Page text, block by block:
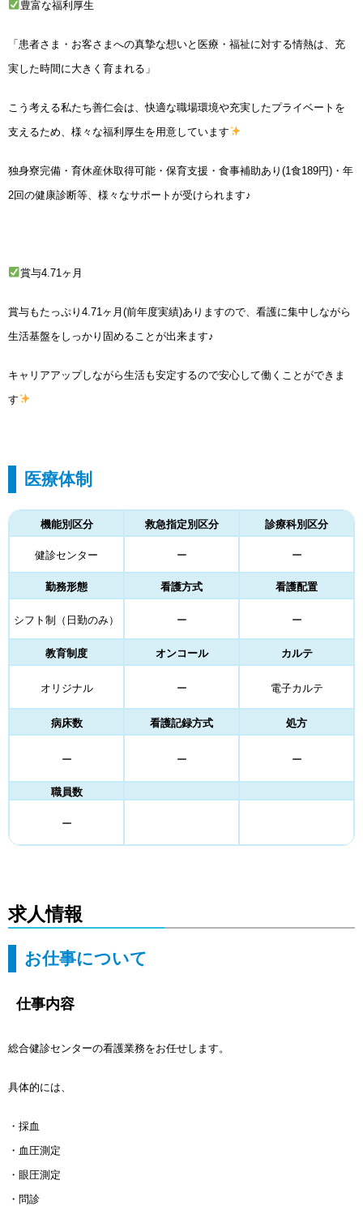
豊富な福利厚生
「患者さま・お客さまへの真摯な想いと医療・福祉に対する情熱は、充
実した時間に大きく育まれる」
こう考える私たち善仁会は、快適な職場環境や充実したプライベートを
支えるため、様々な福利厚生を用意しています
独身寮完備・育休産休取得可能・保育支援・食事補助あり(1食189円)・年
2回の健康診断等、様々なサポートが受けられます♪
賞与4.71ヶ月
賞与もたっぷり4.71ヶ月(前年度実績)ありますので、看護に集中しながら
生活基盤をしっかり固めることが出来ます♪
キャリアアップしながら生活も安定するので安心して働くことができま
す
医療体制
機能別区分 救急指定別区分 診療科別区分
健診センター ー ー
勤務形態 看護方式 看護配置
シフト制（日勤のみ） ー ー
教育制度 オンコール カルテ
オリジナル ー 電子カルテ
病床数 看護記録方式 処方
ー ー ー
職員数
ー
求人情報
お仕事について
仕事内容
総合健診センターの看護業務をお任せします。
具体的には、
・採血
・血圧測定
・眼圧測定
・問診